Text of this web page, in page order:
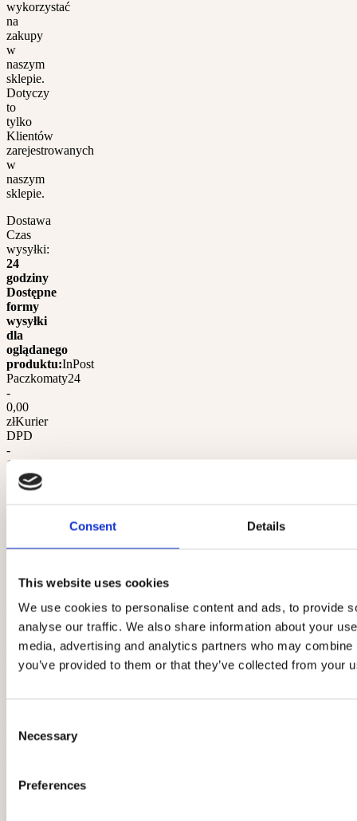
Consent Details
This website uses cookies
We use cookies to personalise content and ads, to provide
analyse our traffic. We also share information about your
media, advertising and analytics partners who may
you’ve provided to them or that they’ve collected from your
Selection
Necessary
Preferences
wykorzystać
na
zakupy
w
naszym
sklepie.
Dotyczy
to
tylko
Klientów
zarejestrowanych
w
naszym
sklepie.
Dostawa
Czas
wysyłki:
24
godziny
Dostępne
formy
wysyłki
dla
oglądanego
produktu:InPost
Paczkomaty24
-
0,00
złKurier
DPD
-
15,00
Orlen
paczka
na
Poznania
ciągu
24h
40,00
Kurier
osobisty
Darmową